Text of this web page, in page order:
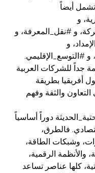
أيضاً
، و
، و #نقل_المعرفة، و
، و
، و #التوسع_الإقليمي.
جداً للشركات العربية
أفريقيا بطريقة
والثقة وفهم
دوراً أساسياً
فالطرق،
وشبكات الطاقة،
والأنظمة الرقمية،
كلها عناصر تساعد